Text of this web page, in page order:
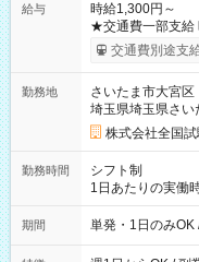
給与
時給1,300円～
★交通費一部支給 時給1,300円～ ※試験・役割により手当あり
※勤務回数によ
り！】 希望され
例】 ・河合塾模
×8時間＝日収
円の場合あり ・
円（役割手当＋100
間】試用期間なし
交通費別途支
勤務地
さいたま市大宮区
埼玉県埼玉県さい
株式会社全国
勤務時間
シフト制
1日あたりの実働
間は 試験により
期間 単発・1日のみOK